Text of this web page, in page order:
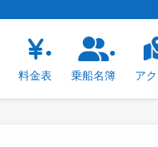
料金表 乗船名簿 ア